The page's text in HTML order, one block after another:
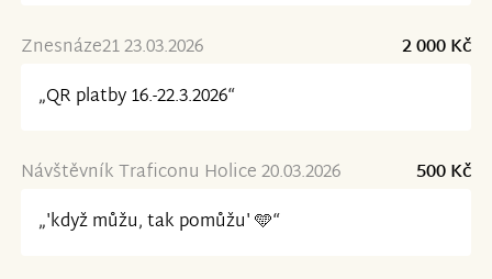
Znesnáze21 23.03.2026
2 000 Kč
„QR platby 16.-22.3.2026“
Návštěvník Traficonu Holice 20.03.2026
500 Kč
„'když můžu, tak pomůžu' 🩵“